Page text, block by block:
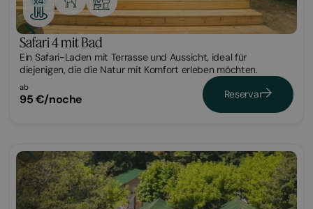
Safari 4 mit Bad
Ein Safari-Laden mit Terrasse und Aussicht, ideal für
diejenigen, die die Natur mit Komfort erleben möchten.
ab
95 €/noche Reservar
Glamping